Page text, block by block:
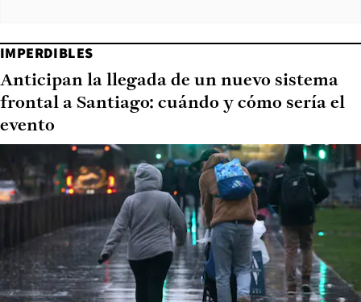
IMPERDIBLES
Anticipan la llegada de un nuevo sistema
frontal a Santiago: cuándo y cómo sería el
evento